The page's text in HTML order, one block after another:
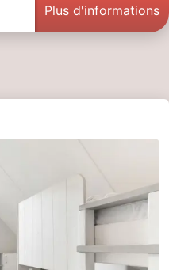
Plus d'informations